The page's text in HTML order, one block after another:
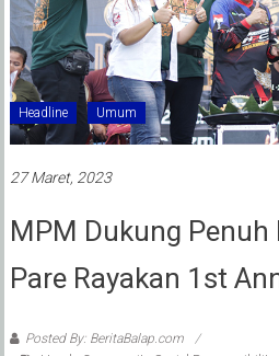
Headline Umum
27 Maret, 2023
MPM Dukung Penuh
Pare Rayakan 1st
Posted By: BeritaBalap.com